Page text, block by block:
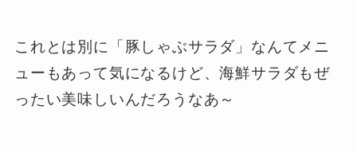
これとは別に「豚しゃぶサラダ」なんてメニ
ューもあって気になるけど、海鮮サラダもぜ
ったい美味しいんだろうなあ～